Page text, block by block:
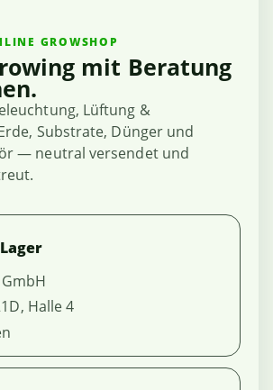
GROWSHOP
mit Beratung
Lüftung &
Substrate, Dünger und
— neutral versendet und
Halle 4